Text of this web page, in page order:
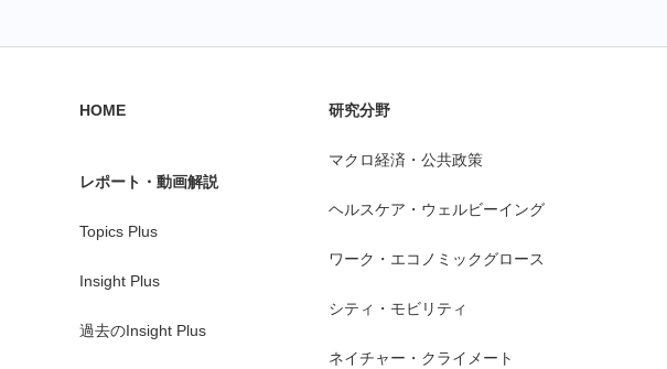
HOME
レポート・動画解説
Topics Plus
Insight Plus
過去のInsight Plus
研究分野
マクロ経済・公共政策
ヘルスケア・ウェルビーイング
ワーク・エコノミックグロース
シティ・モビリティ
ネイチャー・クライメート